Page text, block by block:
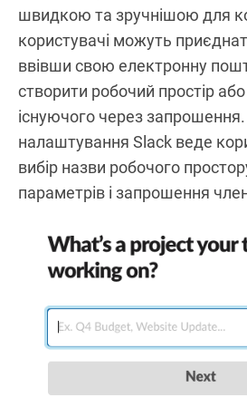
швидкою та зручнішою для
користувачі можуть
ввівши свою електронну
створити робочий простір
існуючого через
налаштування Slack веде
вибір назви робочого
параметрів і запрошення